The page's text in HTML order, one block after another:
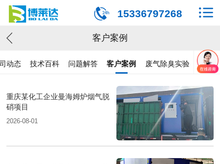
15336797268
客户案例
动态 技术百科 问题解答 客户案例 废气除臭实验
重庆某化工企业曼海姆炉烟气脱
硝项目
2026-08-01